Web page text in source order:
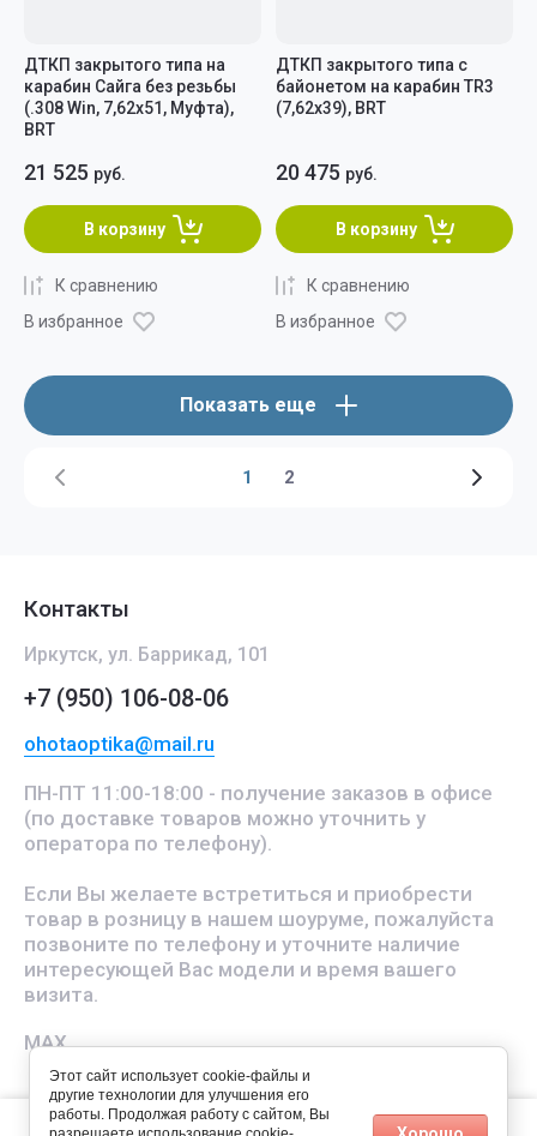
ДТКП закрытого типа на
карабин Сайга без резьбы
(.308 Win, 7,62х51, Муфта),
BRT
21 525 руб.
В корзину
К сравнению
В избранное
ДТКП закрытого типа c
байонетом на карабин TR3
(7,62x39), BRT
20 475 руб.
В корзину
К сравнению
В избранное
Показать еще
1 2
Контакты
Иркутск, ул. Баррикад, 101
+7 (950) 106-08-06
ohotaoptika@mail.ru
ПН-ПТ 11:00-18:00 - получение заказов в офисе
(по доставке товаров можно уточнить у
оператора по телефону).
Если Вы желаете встретиться и приобрести
товар в розницу в нашем шоуруме, пожалуйста
позвоните по телефону и уточните наличие
интересующей Вас модели и время вашего
визита.
MAX
Этот сайт использует файлы cookie и метаданные. Продолжая
Этот сайт использует cookie-файлы и
другие технологии для улучшения его
работы. Продолжая работу с сайтом, Вы